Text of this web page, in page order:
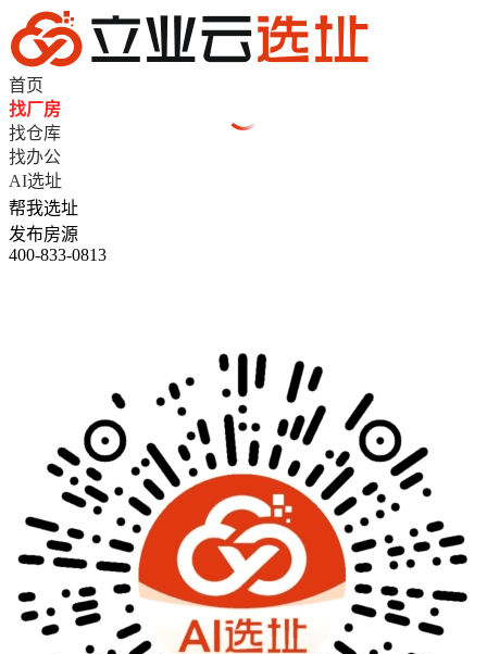
首页
找厂房
找仓库
找办公
AI选址
帮我选址
发布房源
400-833-0813